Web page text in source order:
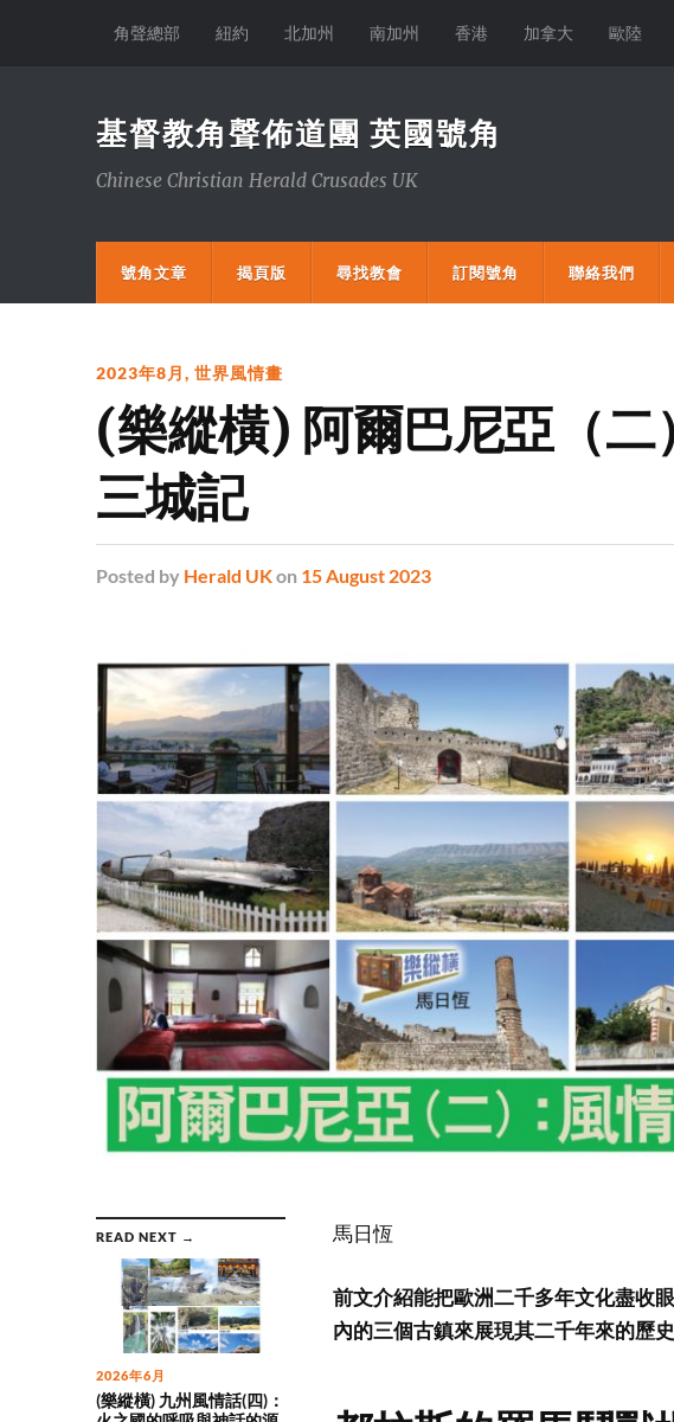
角聲總部 紐約 北加州 南加州 香港 加拿大 歐陸
基督教角聲佈道團 英國號角
Chinese Christian Herald Crusades UK
號角文章 揭頁版 尋找教會 訂閱號角 聯絡我們
2023年8月, 世界風情畫
(樂縱橫) 阿爾巴尼亞（二
三城記
Posted by Herald UKon 15 August 2023
READ NEXT →
2026年6月
(樂縱橫) 九州風情話(四)：
馬日恆
前文介紹能把歐洲二千多年文化盡收
內的三個古鎮來展現其二千年來的歷史